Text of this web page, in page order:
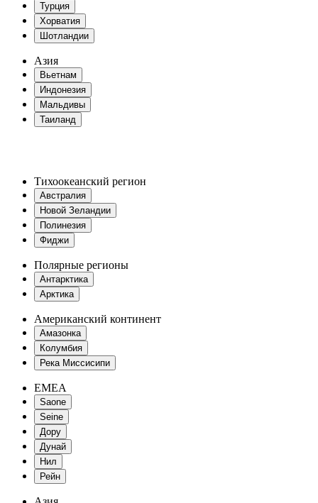
Турция
Хорватия
Шотландии
Азия
Вьетнам
Индонезия
Мальдивы
Таиланд
Тихоокеанский регион
Австралия
Новой Зеландии
Полинезия
Фиджи
Полярные регионы
Антарктика
Арктика
Американский континент
Амазонка
Колумбия
Река Миссисипи
EMEA
Saone
Seine
Дору
Дунай
Нил
Рейн